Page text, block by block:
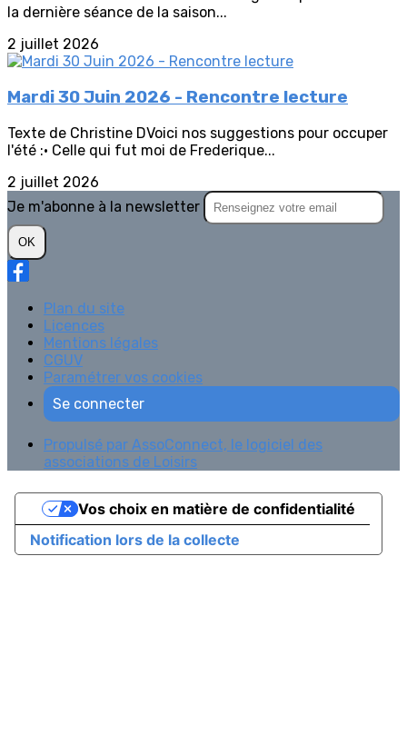
la dernière séance de la saison...
2 juillet 2026
Mardi 30 Juin 2026 - Rencontre lecture
Texte de Christine DVoici nos suggestions pour occuper
l'été :• Celle qui fut moi de Frederique...
2 juillet 2026
Je m'abonne à la newsletter
OK
Plan du site
Licences
Mentions légales
CGUV
Paramétrer vos cookies
Se connecter
Propulsé par AssoConnect, le logiciel des
associations de Loisirs
Notification lors de la collecte
Vos choix en matière de confidentialité